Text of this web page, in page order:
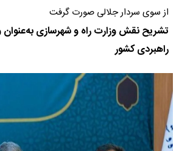
از سوی سردار جلالی صورت گرفت
تشریح نقش وزارت راه و شهرسازی
راهبردی کشور